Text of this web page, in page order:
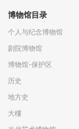
博物馆目录
个人与纪念博物馆
剧院博物馆
博物馆-保护区
历史
地方史
大樓